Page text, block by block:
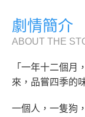
劇情簡介
ABOUT THE
「一年十二個月
來，品嘗四季的
一個人，一隻狗